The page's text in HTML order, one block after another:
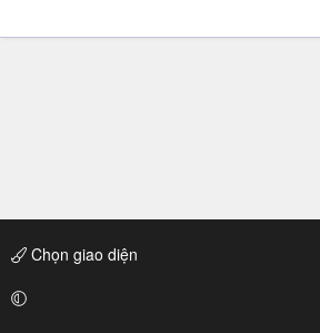
Chọn giao diện